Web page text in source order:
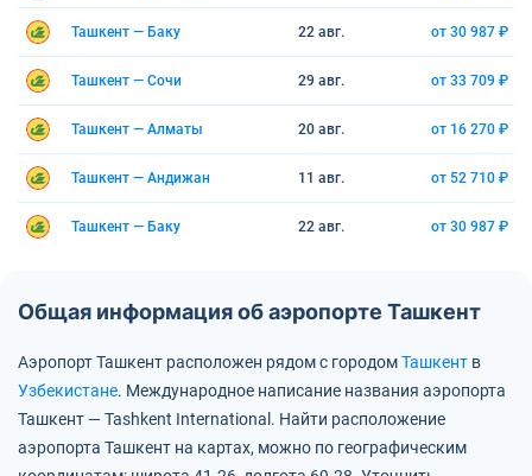
Ташкент — Баку 22 авг. от 30 987 ₽
Ташкент — Сочи 29 авг. от 33 709 ₽
Ташкент — Алматы 20 авг. от 16 270 ₽
Ташкент — Андижан 11 авг. от 52 710 ₽
Ташкент — Баку 22 авг. от 30 987 ₽
Общая информация об аэропорте Ташкент
Аэропорт Ташкент расположен рядом с городомТашкент в
Узбекистане. Международное написание названия аэропорта
Ташкент — Tashkent International. Найти расположение
аэропорта Ташкент на картах, можно по географическим